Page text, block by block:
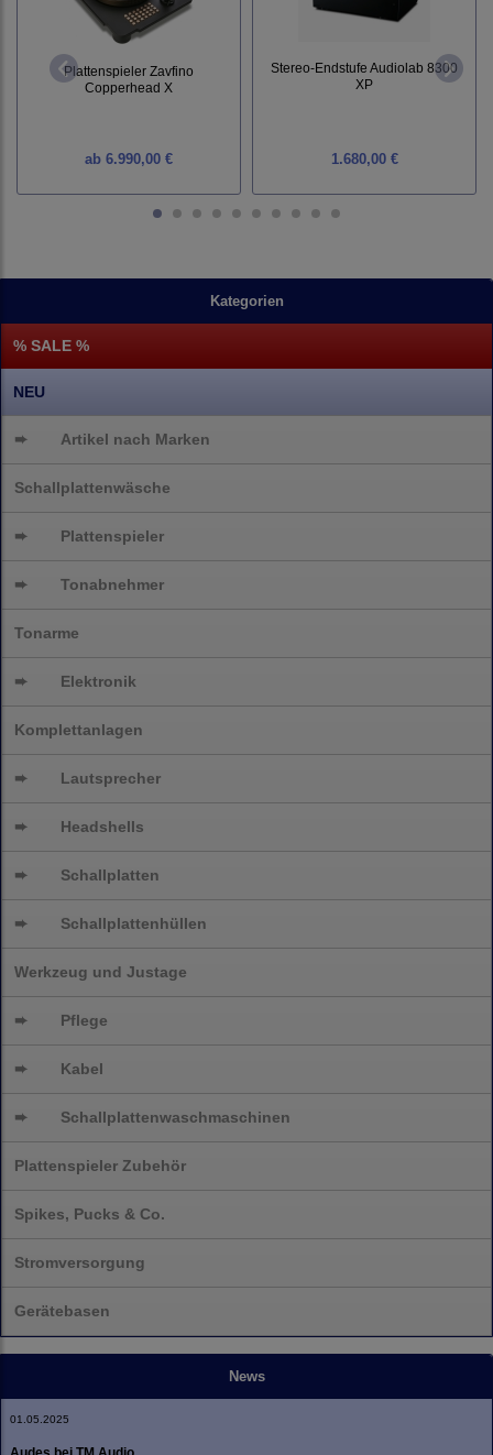
Kategorien
% SALE %
NEU
➨ Artikel nach Marken
Schallplattenwäsche
➨ Plattenspieler
➨ Tonabnehmer
Tonarme
➨ Elektronik
Komplettanlagen
➨ Lautsprecher
➨ Headshells
➨ Schallplatten
➨ Schallplattenhüllen
Werkzeug und Justage
➨ Pflege
➨ Kabel
➨ Schallplattenwaschmaschinen
Plattenspieler Zubehör
Spikes, Pucks & Co.
Stromversorgung
Gerätebasen
News
01.05.2025
Plattenspieler Zavfino
Copperhead X
ab 6.990,00 €
Stereo-Endstufe Audiolab 8300
XP
1.680,00 €